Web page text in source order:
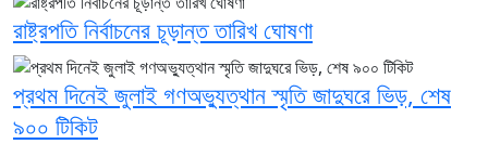
রাষ্ট্রপতি নির্বাচনের চূড়ান্ত তারিখ ঘোষণা
প্রথম দিনেই জুলাই গণঅভ্যুত্থান স্মৃতি জাদুঘরে ভিড়, শেষ
৯০০ টিকিট